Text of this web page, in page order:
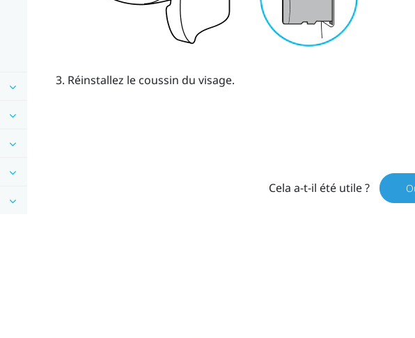
Réinstallez le coussin du visage.
Cela a-t-il été utile ?